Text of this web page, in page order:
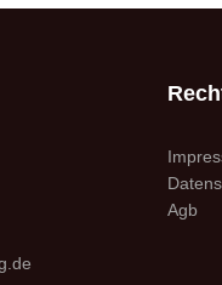
Agb